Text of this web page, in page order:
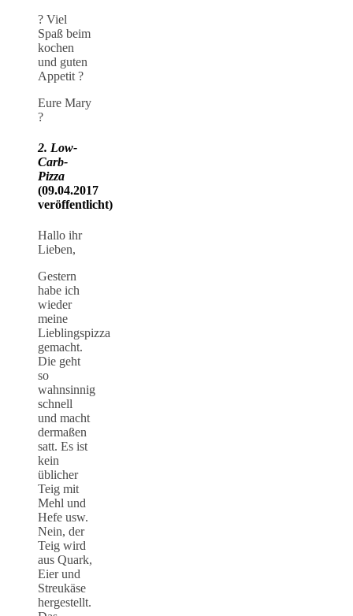
? Viel
Spaß beim
kochen
und guten
Appetit ?
Eure Mary
?
2. Low-
Carb-
Pizza
(09.04.2017
veröffentlicht)
Hallo ihr
Lieben,
Gestern
habe ich
wieder
meine
Lieblingspizza
gemacht.
Die geht
so
wahnsinnig
schnell
und macht
dermaßen
satt. Es ist
kein
üblicher
Teig mit
Mehl und
Hefe usw.
Nein, der
Teig wird
aus Quark,
Eier und
Streukäse
hergestellt.